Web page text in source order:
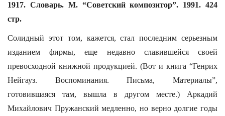
1917. Словарь. М. “Советский композитор”. 1991. 424
стр.
Солидный этот том, кажется, стал последним серьезным
изданием фирмы, еще недавно славившейся своей
превосходной книжной продукцией. (Вот и книга “Генрих
Нейгауз. Воспоминания. Письма, Материалы”,
готовившаяся там, вышла в другом месте.) Аркадий
Михайлович Пружанский медленно, но верно долгие годы